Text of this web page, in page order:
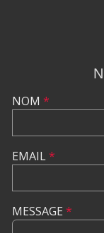
NOM *
EMAIL*
MESSAGE *